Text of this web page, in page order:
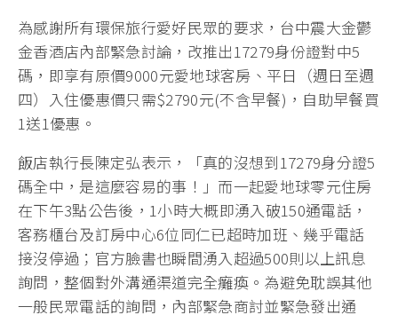
為感謝所有環保旅行愛好民眾的要求，台中震大金鬱
金香酒店內部緊急討論，改推出17279身份證對中5
碼，即享有原價9000元愛地球客房、平日（週日至週
四）入住優惠價只需$2790元(不含早餐)，自助早餐買
1送1優惠。
飯店執行長陳定弘表示，「真的沒想到17279身分證5
碼全中，是這麼容易的事！」而一起愛地球零元住房
在下午3點公告後，1小時大概即湧入破150通電話，
客務櫃台及訂房中心6位同仁已超時加班、幾乎電話
接沒停過；官方臉書也瞬間湧入超過500則以上訊息
詢問，整個對外溝通渠道完全癱瘓。為避免耽誤其他
一般民眾電話的詢問，內部緊急商討並緊急發出通